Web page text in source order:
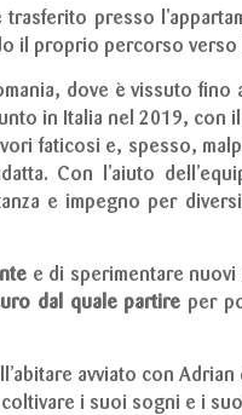
presso
il proprio percorso verso
dove è vissuto
in Italia nel 2019,
faticosi e, spesso,
Con l’aiuto
e impegno per
e di sperimentare
dal quale partire per
avviato con
i suoi sogni e i